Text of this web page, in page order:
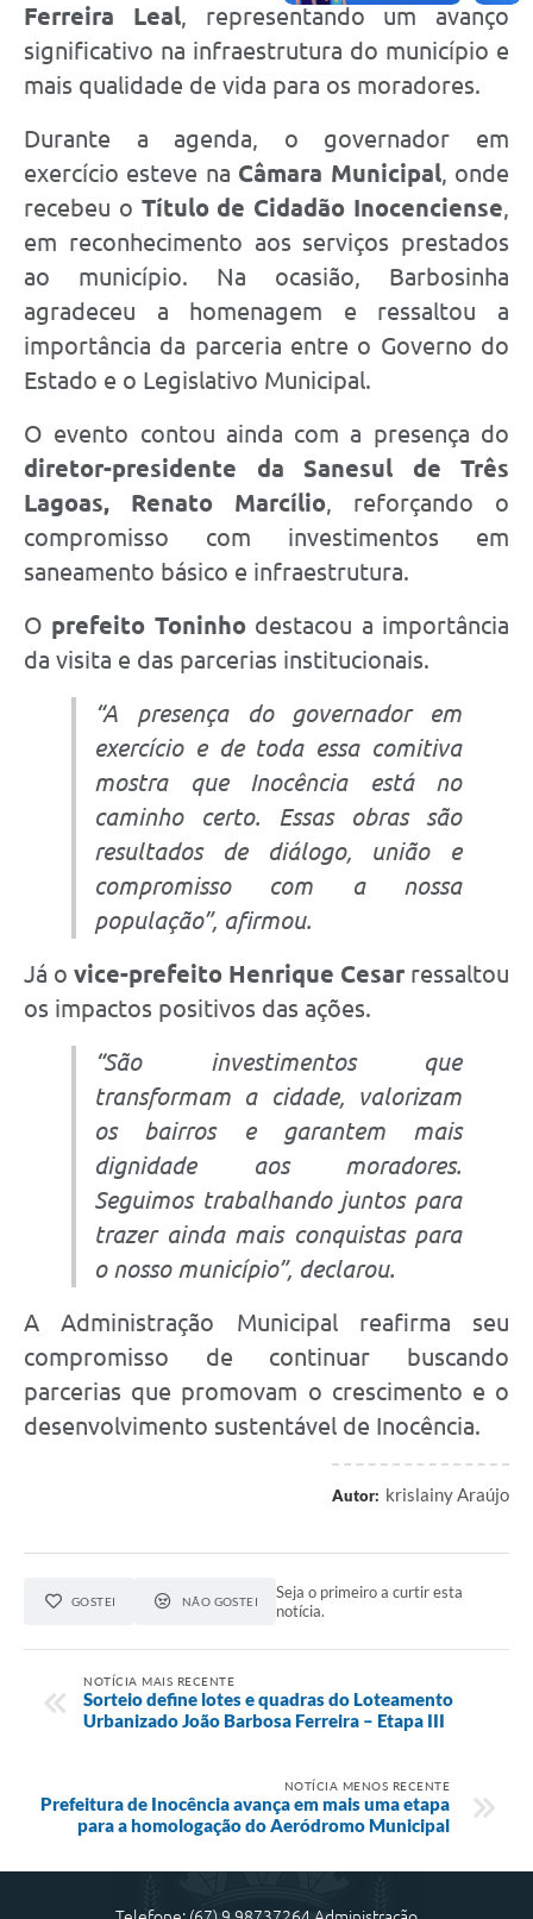
Ferreira Leal, representando um avanço
significativo na infraestrutura do município e
mais qualidade de vida para os moradores.
Durante a agenda, o governador em
exercício esteve na Câmara Municipal, onde
recebeu o Título de Cidadão Inocenciense
em reconhecimento aos serviços prestados
ao município. Na ocasião, Barbosinha
agradeceu a homenagem e ressaltou a
importância da parceria entre o Governo do
Estado e o Legislativo Municipal.
O evento contou ainda com a presença do
diretor-presidente da Sanesul de Três
Lagoas, Renato Marcílio , reforçando o
compromisso com investimentos em
saneamento básico e infraestrutura.
O prefeito Toninhodestacou a importância
da visita e das parcerias institucionais.
“A presença do governador em
exercício e de toda essa comitiva
mostra que Inocência está no
caminho certo. Essas obras são
resultados de diálogo, união e
compromisso com a nossa
população”, afirmou.
Já o vice-prefeito Henrique Cesar ressaltou
os impactos positivos das ações.
“São investimentos que
transformam a cidade, valorizam
os bairros e garantem mais
dignidade aos moradores.
Seguimos trabalhando juntos para
trazer ainda mais conquistas para
o nosso município”, declarou.
A Administração Municipal reafirma seu
compromisso de continuar buscando
parcerias que promovam o crescimento e o
desenvolvimento sustentável de Inocência.
Autor: krislainy Araújo
GOSTEI NÃO GOSTEI
Seja o primeiro a curtir esta
notícia.
NOTÍCIA MAIS RECENTE
Sorteio define lotes e quadras do Loteamento
Urbanizado João Barbosa Ferreira – Etapa III
NOTÍCIA MENOS RECENTE
Prefeitura de Inocência avança em mais uma etapa
para a homologação do Aeródromo Municipal